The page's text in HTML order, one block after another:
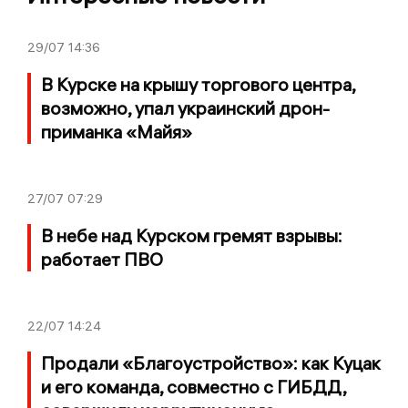
29/07 14:36
В Курске на крышу торгового центра,
возможно, упал украинский дрон-
приманка «Майя»
27/07 07:29
В небе над Курском гремят взрывы:
работает ПВО
22/07 14:24
Продали «Благоустройство»: как Куцак
и его команда, совместно с ГИБДД,